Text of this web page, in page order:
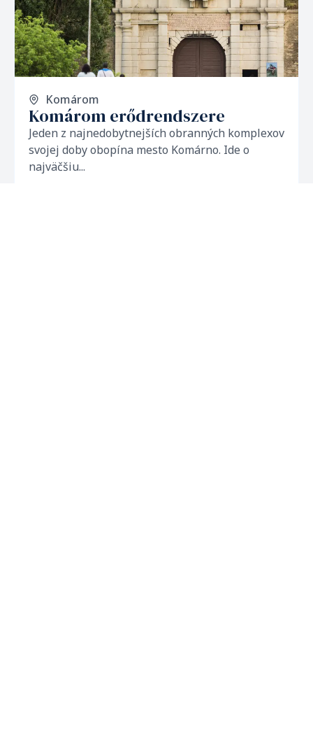
Komárom
Komárom erődrendszere
Jeden z najnedobytnejších obranných komplexov
svojej doby obopína mesto Komárno. Ide o
najväčšiu...